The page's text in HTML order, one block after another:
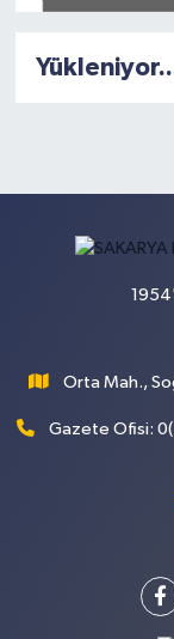
Orta Mah.,
Gazete Ofisi: